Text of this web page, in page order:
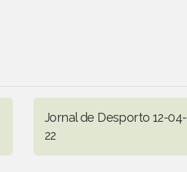
Jornal de Desporto 12-04-
22